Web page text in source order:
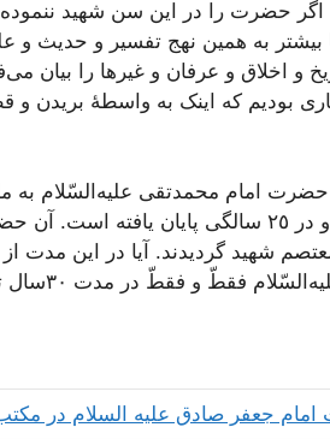
بیشتر به‌ همین‌ نهج‌ تفسیر و حدیث‌ و
و اخلاق‌ و عرفان‌ و غیرها را بیان‌
بودیم‌ که‌ اینک‌ به‌ واسطۀ بریدن‌
امام‌ محمدتقی‌ علیه‌السّلام به‌
شهید گردیدند. آیا در این‌ مدت‌
و فقطّ در مدت‌ ٣٠سال‌ تدریس‌ رسانیده‌اند، به‌ مردم‌ برسانند؟!
امام جعفر صادق علیه السلام در